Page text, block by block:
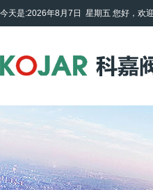
今天是:2026年8月7日 星期五 您好，欢